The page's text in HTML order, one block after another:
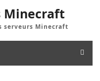
Minecraft
serveurs Minecraft